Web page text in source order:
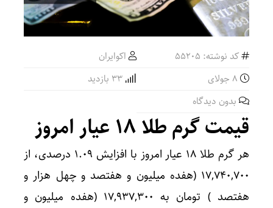
کد نوشته: 55205
اکوایران
بدون دیدگاه
قیمت گرم طلا ۱۸ عیار امروز
هر گرم طلا ۱۸ عیار امروز با افزایش ۱.۰۹ درصدی، از
۱۷,۷۴۰,۷۰۰ (هفده میلیون و هفتصد و چهل هزار و
هفتصد ) تومان به ۱۷,۹۳۷,۳۰۰ (هفده میلیون و